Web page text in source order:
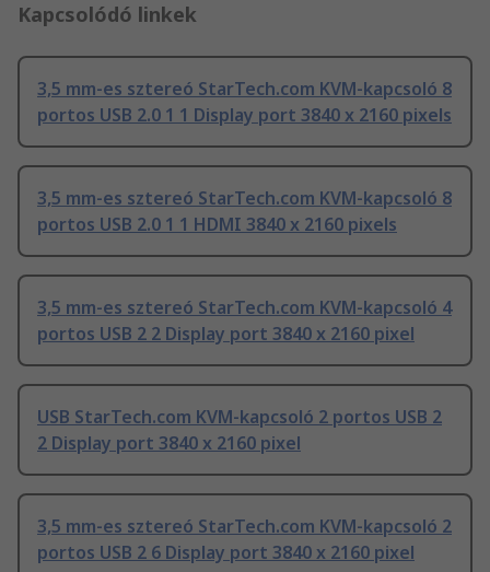
Kapcsolódó linkek
3,5 mm-es sztereó StarTech.com KVM-kapcsoló 8
portos USB 2.0 1 1 Display port 3840 x 2160 pixels
3,5 mm-es sztereó StarTech.com KVM-kapcsoló 8
portos USB 2.0 1 1 HDMI 3840 x 2160 pixels
3,5 mm-es sztereó StarTech.com KVM-kapcsoló 4
portos USB 2 2 Display port 3840 x 2160 pixel
USB StarTech.com KVM-kapcsoló 2 portos USB 2
2 Display port 3840 x 2160 pixel
3,5 mm-es sztereó StarTech.com KVM-kapcsoló 2
portos USB 2 6 Display port 3840 x 2160 pixel